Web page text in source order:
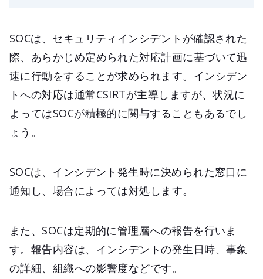
SOCは、セキュリティインシデントが確認された
際、あらかじめ定められた対応計画に基づいて迅
速に行動をすることが求められます。インシデン
トへの対応は通常CSIRTが主導しますが、状況に
よってはSOCが積極的に関与することもあるでし
ょう。
SOCは、インシデント発生時に決められた窓口に
通知し、場合によっては対処します。
また、SOCは定期的に管理層への報告を行いま
す。報告内容は、インシデントの発生日時、事象
の詳細、組織への影響度などです。